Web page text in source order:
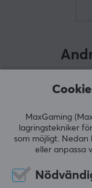
Vi
med på LAN.
tangentbord
motståndare.
MaxGaming
lagringstekniker
som möjligt. Nedan
eller anpassa